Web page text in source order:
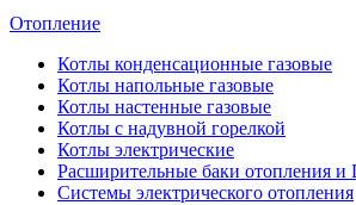
Отопление
Котлы конденсационные газовые
Котлы напольные газовые
Котлы настенные газовые
Котлы с надувной горелкой
Котлы электрические
Расширительные баки отопления и
Системы электрического отопления